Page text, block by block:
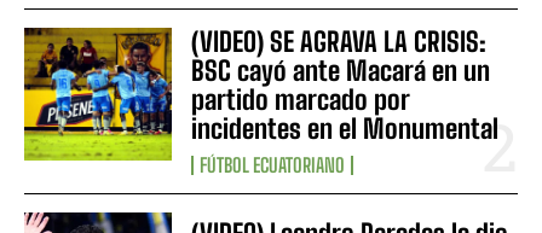
(VIDEO) SE AGRAVA LA CRISIS:
BSC cayó ante Macará en un
partido marcado por
incidentes en el Monumental
FÚTBOL ECUATORIANO